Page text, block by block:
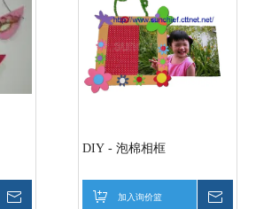
DIY - 泡棉相框
加入询价篮